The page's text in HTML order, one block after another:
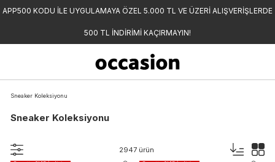
APP500 KODU İLE UYGULAMAYA ÖZEL 5.000 TL VE ÜZERİ ALIŞVERİŞLERDE
500 TL İNDİRİMİ KAÇIRMAYIN!
Sneaker Koleksiyonu
Sneaker Koleksiyonu
2947 ürün
-%27 -%39